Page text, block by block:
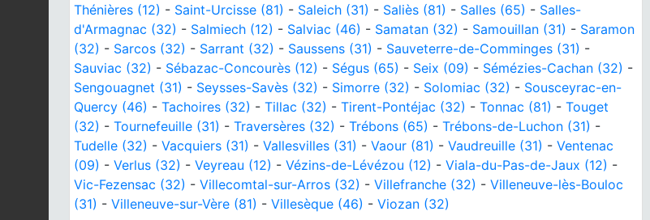
Thénières (12) - Saint-Urcisse (81) - Saleich (31) - Saliès (81) - Salles (65) - Salles-
d'Armagnac (32) - Salmiech (12) - Salviac (46) - Samatan (32) - Samouillan (31) - Saramon
(32) - Sarcos (32) - Sarrant (32) - Saussens (31) - Sauveterre-de-Comminges (31) -
Sauviac (32) - Sébazac-Concourès (12) - Ségus (65) - Seix (09) - Sémézies-Cachan (32) -
Sengouagnet (31) - Seysses-Savès (32) - Simorre (32) - Solomiac (32) - Sousceyrac-en-
Quercy (46) - Tachoires (32) - Tillac (32) - Tirent-Pontéjac (32) - Tonnac (81) - Touget
(32) - Tournefeuille (31) - Traversères (32) - Trébons (65) - Trébons-de-Luchon (31) -
Tudelle (32) - Vacquiers (31) - Vallesvilles (31) - Vaour (81) - Vaudreuille (31) - Ventenac
(09) - Verlus (32) - Veyreau (12) - Vézins-de-Lévézou (12) - Viala-du-Pas-de-Jaux (12) -
Vic-Fezensac (32) - Villecomtal-sur-Arros (32) - Villefranche (32) - Villeneuve-lès-Bouloc
(31) - Villeneuve-sur-Vère (81) - Villesèque (46) - Viozan (32)